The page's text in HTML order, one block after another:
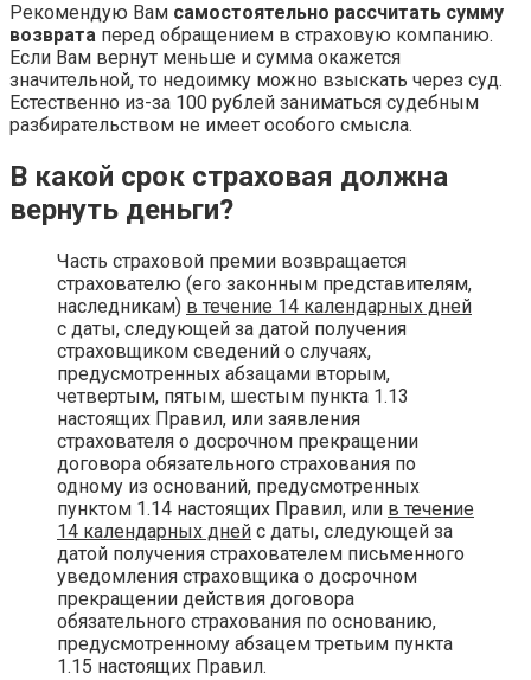
Рекомендую Вам самостоятельно рассчитать сумму
возврата перед обращением в страховую компанию.
Если Вам вернут меньше и сумма окажется
значительной, то недоимку можно взыскать через суд.
Естественно из-за 100 рублей заниматься судебным
разбирательством не имеет особого смысла.
В какой срок страховая должна
вернуть деньги?
Часть страховой премии возвращается
страхователю (его законным представителям,
наследникам) в течение 14 календарных дней
с даты, следующей за датой получения
страховщиком сведений о случаях,
предусмотренных абзацами вторым,
четвертым, пятым, шестым пункта 1.13
настоящих Правил, или заявления
страхователя о досрочном прекращении
договора обязательного страхования по
одному из оснований, предусмотренных
пунктом 1.14 настоящих Правил, или в течение
14 календарных дней с даты, следующей за
датой получения страхователем письменного
уведомления страховщика о досрочном
прекращении действия договора
обязательного страхования по основанию,
предусмотренному абзацем третьим пункта
1.15 настоящих Правил.